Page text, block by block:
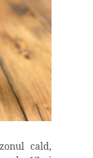
cald,